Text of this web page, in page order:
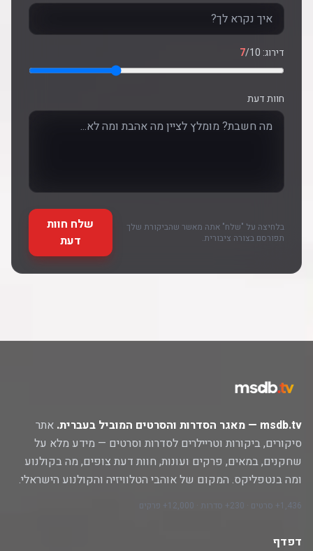
דירוג: 7/10
חוות דעת
בלחיצה על "שלח" אתה מאשר שהביקורת שלך
תפורסם בצורה ציבורית.
שלח חוות
דעת
msdb.tv — מאגר הסדרות והסרטים המוביל בעברית.
אתר
סיקורים, ביקורות וטריילרים לסדרות וסרטים — מידע מלא על
שחקנים, במאים, פרקים ועונות, חוות דעת צופים, מה בקולנוע
ומה בנטפליקס. המקום של אוהבי הטלוויזיה והקולנוע הישראלי.
1,436+ סרטים · 230+ סדרות · 12,000+ פרקים
דפדף